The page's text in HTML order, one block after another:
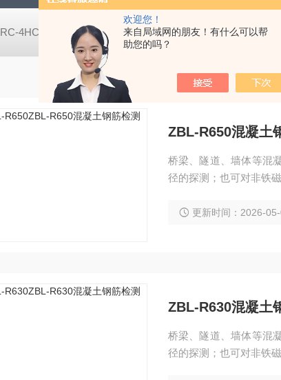
欢迎您！
来自局域网的朋友！有什么可以帮
助您的吗？
RC-4HC RC-4HA温湿度记录仪 多样品平行蒸发仪多样品平
ZBL-R650混凝土
桥梁、隧道、墙体等混
径的探测；也可对非铁
更新时间：2026-
ZBL-R630混凝土
桥梁、隧道、墙体等混
径的探测；也可对非铁